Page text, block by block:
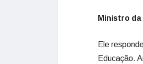
Ministro
Ele
Educação.